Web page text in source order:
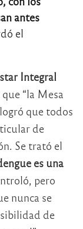
antes
el
Integral
“la Mesa
que todos
de
Se trató el
es una
pero
nunca se
de